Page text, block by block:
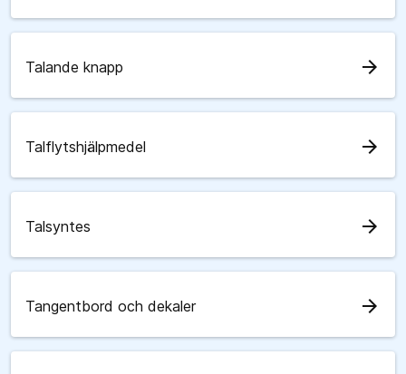
Talande knapp arrow_forward
Talflytshjälpmedel arrow_forward
Talsyntes arrow_forward
Tangentbord och dekaler arrow_forward